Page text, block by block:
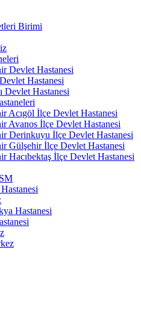
Birimi
Devlet Hastanesi
Hastanesi
Devlet Hastanesi
Acıgöl İlçe Devlet Hastanesi
Avanos İlçe Devlet Hastanesi
Derinkuyu İlçe Devlet Hastanesi
Gülşehir İlçe Devlet Hastanesi
Hacıbektaş İlçe Devlet Hastanesi
Hastanesi